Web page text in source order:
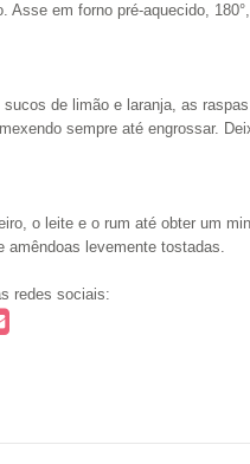
Asse em forno pré-aquecido,
de limão e laranja, as
sempre até engrossar.
o leite e o rum até obter um
amêndoas levemente tostadas.
redes sociais: